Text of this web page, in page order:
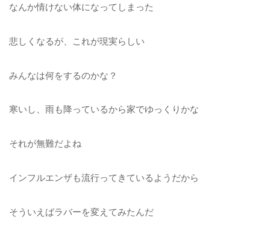
なんか情けない体になってしまった
悲しくなるが、これが現実らしい
みんなは何をするのかな？
寒いし、雨も降っているから家でゆっくりかな
それが無難だよね
インフルエンザも流行ってきているようだから
そういえばラバーを変えてみたんだ